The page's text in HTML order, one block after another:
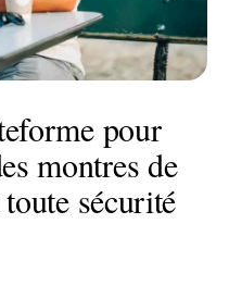
pour
montres de
sécurité